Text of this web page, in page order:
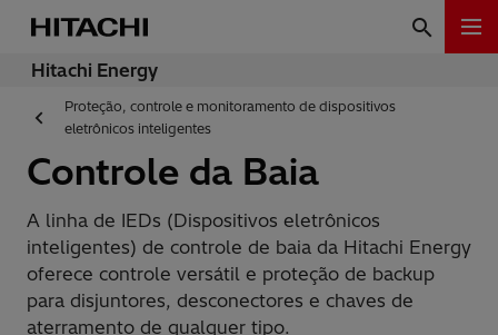
Hitachi Energy
Proteção, controle e monitoramento de dispositivos
eletrônicos inteligentes
Controle da Baia
A linha de IEDs (Dispositivos eletrônicos
inteligentes) de controle de baia da Hitachi Energy
oferece controle versátil e proteção de backup
para disjuntores, desconectores e chaves de
aterramento de qualquer tipo.